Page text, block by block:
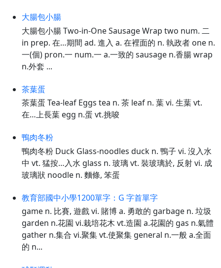
大腸包小腸
大腸包小腸 Two-in-One Sausage Wrap two num. 二
in prep. 在…期間 ad. 進入 a. 在裡面的 n. 執政者 one n.
一(個) pron.一 num.一 a.一致的 sausage n.香腸 wrap
n.外套 ...
茶葉蛋
茶葉蛋 Tea-leaf Eggs tea n. 茶 leaf n. 葉 vi. 生葉 vt.
在…上長葉 egg n.蛋 vt.挑唆
鴨肉冬粉
鴨肉冬粉 Duck Glass-noodles duck n. 鴨子 vi. 沒入水
中 vt. 猛按…入水 glass n. 玻璃 vt. 裝玻璃於, 反射 vi. 成
玻璃狀 noodle n. 麵條, 笨蛋
教育部國中小學1200單字：G 字首單字
game n. 比賽, 遊戲 vi. 賭博 a. 勇敢的 garbage n. 垃圾
garden n.花園 vi.栽培花木 vt.造園 a.花園的 gas n.氣體
gather n.集合 vi.聚集 vt.使聚集 general n.一般 a.全面
的 n...